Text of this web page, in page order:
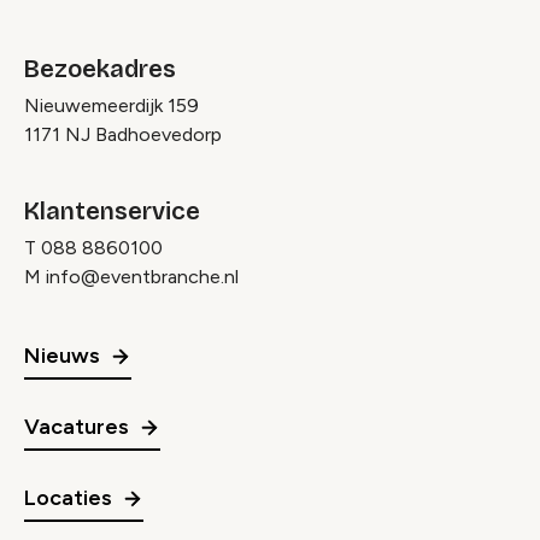
Bezoekadres
Nieuwemeerdijk 159
1171 NJ Badhoevedorp
Klantenservice
T 088 8860100
M info@eventbranche.nl
Nieuws
Vacatures
Locaties